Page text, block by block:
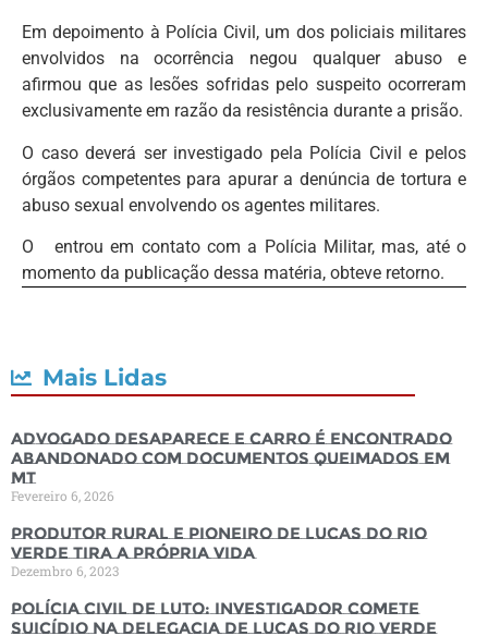
Em depoimento à Polícia Civil, um dos policiais militares
envolvidos na ocorrência negou qualquer abuso e
afirmou que as lesões sofridas pelo suspeito ocorreram
exclusivamente em razão da resistência durante a prisão.
O caso deverá ser investigado pela Polícia Civil e pelos
órgãos competentes para apurar a denúncia de tortura e
abuso sexual envolvendo os agentes militares.
O entrou em contato com a Polícia Militar, mas, até o
momento da publicação dessa matéria, obteve retorno.
Mais Lidas
Advogado desaparece e carro é encontrado
abandonado com documentos queimados em
MT
Fevereiro 6, 2026
Produtor rural e pioneiro de Lucas do Rio
Verde tira a própria vida
Dezembro 6, 2023
Polícia Civil de luto: Investigador comete
suicídio na Delegacia de Lucas do Rio Verde